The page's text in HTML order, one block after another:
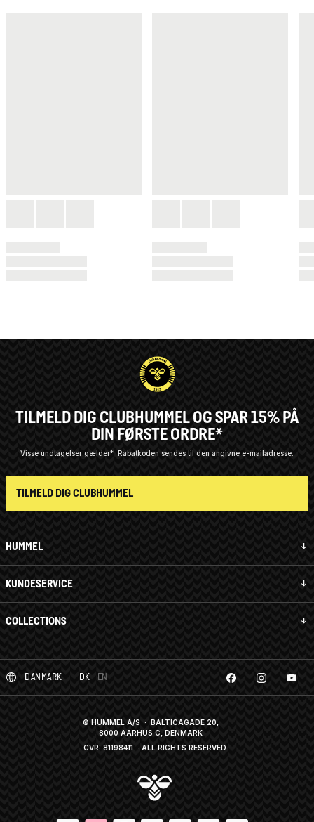
HUMMEL
KUNDESERVICE
COLLECTIONS
TILMELD DIG CLUBHUMMEL OG SPAR 15% PÅ
DIN FØRSTE ORDRE*
Visse undtagelser gælder* Rabatkoden sendes til den angivne e-mailadresse.
TILMELD DIG CLUBHUMMEL
DANMARK DK EN
© HUMMEL A/S · BALTICAGADE 20,
8000 AARHUS C, DENMARK
CVR: 81198411· ALL RIGHTS RESERVED